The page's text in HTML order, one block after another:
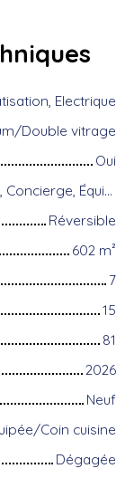
Electrique
Double vitrage
Oui
Accès handicapés, Climatisation, Concierge, Équipements domotiques, Fibre optique, Portail motorisé, Porte blindée, Système d'alarme, Visiophone
Réversible
602 m²
7
15
81
2026
Neuf
Coin cuisine
Dégagée